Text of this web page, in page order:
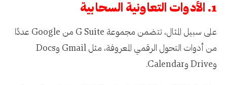
1. الأدوات التعاونية السحابية
على سبيل المثال، تتضمن مجموعة G Suite من Google عددًا
من أدوات التحول الرقمي المعروفة، مثل Gmail وDocs
وDrive وCalendar.